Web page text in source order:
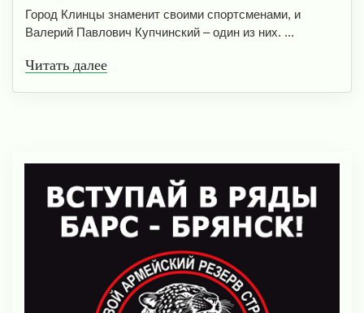
Город Клинцы знаменит своими спортсменами, и
Валерий Павлович Купчинский – один из них. ...
Читать далее